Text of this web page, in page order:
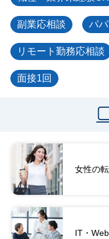
副業応相談 パ
リモート勤務応相談
面接1回
女性の
IT・